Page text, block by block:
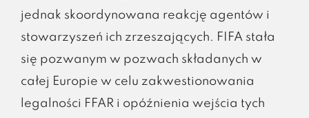
jednak skoordynowana reakcję agentów i
stowarzyszeń ich zrzeszających. FIFA stała
się pozwanym w pozwach składanych w
całej Europie w celu zakwestionowania
legalności FFAR i opóźnienia wejścia tych